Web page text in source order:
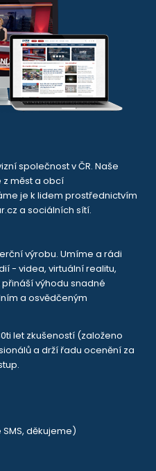
společnost v ČR. Naše
měst a obcí
je k lidem prostřednictvím
a sociálních sítí.
výrobu. Umíme a rádi
- videa, virtuální realitu,
výhodu snadné
a osvědčeným
let zkušeností (založeno
a drží řadu ocenění za
děkujeme)